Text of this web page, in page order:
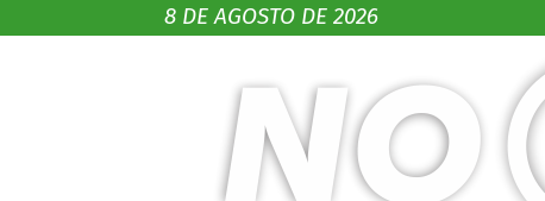
8 DE AGOSTO DE 2026